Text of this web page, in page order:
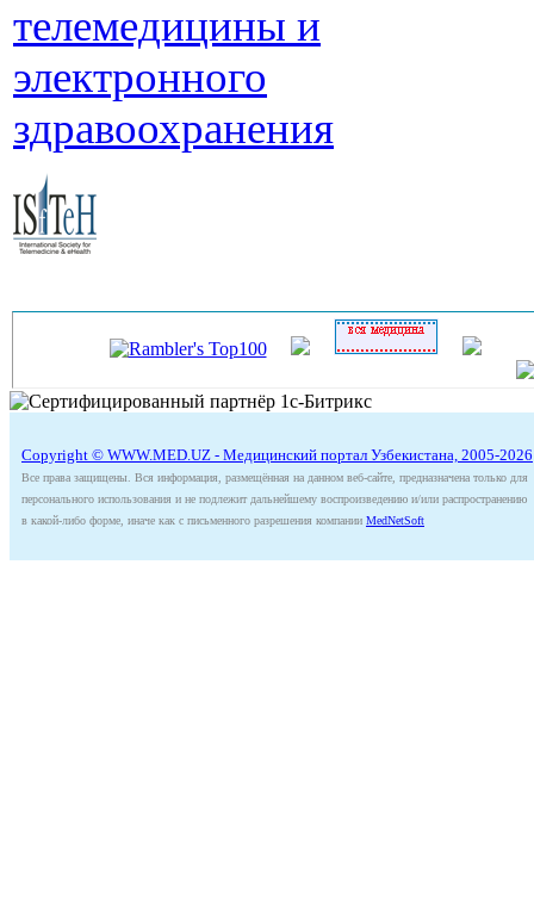
телемедицины и
электронного
здравоохранения
Copyright © WWW.MED.UZ - Медицинский портал Узбекистана, 2005-2026
Все права защищены. Вся информация, размещённая на данном веб-сайте, предназначена только для
персонального использования и не подлежит дальнейшему воспроизведению и/или распространению
в какой-либо форме, иначе как с письменного разрешения компании MedNetSoft